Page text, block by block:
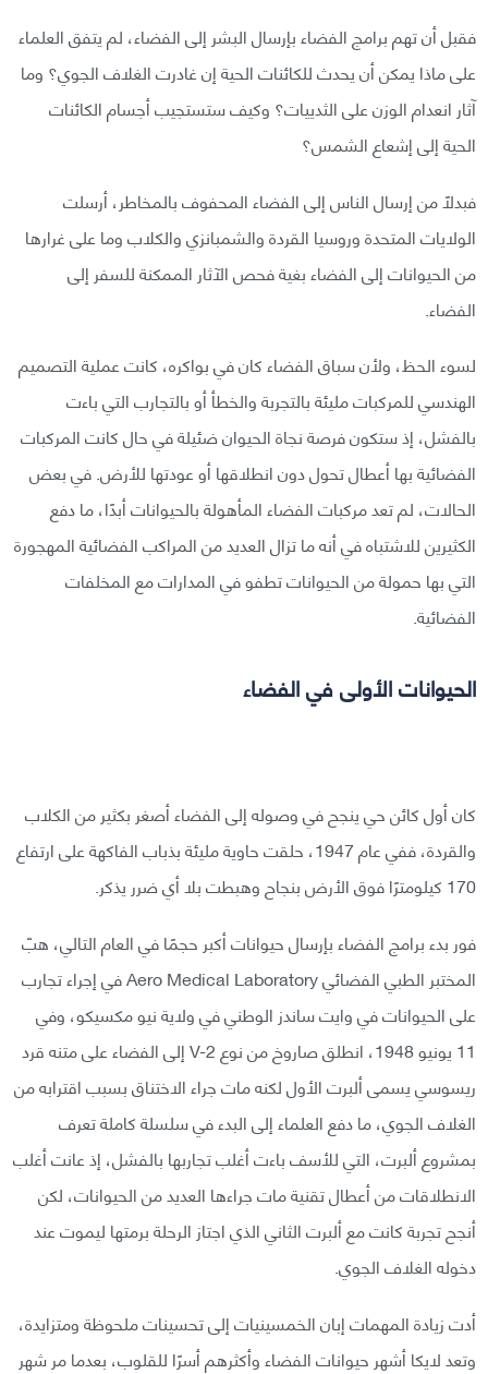
فقبل أن تهم برامج الفضاء بإرسال البشر إلى الفضاء، لم يتفق العلماء
على ماذا يمكن أن يحدث للكائنات الحية إن غادرت الغلاف الجوي؟ وما
آثار انعدام الوزن على الثدييات؟ وكيف ستستجيب أجسام الكائنات
الحية إلى إشعاع الشمس؟
فبدلًا من إرسال الناس إلى الفضاء المحفوف بالمخاطر، أرسلت
الولايات المتحدة وروسيا القردة والشمبانزي والكلاب وما على غرارها
من الحيوانات إلى الفضاء بغية فحص الآثار الممكنة للسفر إلى
الفضاء.
لسوء الحظ، ولأن سباق الفضاء كان في بواكره، كانت عملية التصميم
الهندسي للمركبات مليئة بالتجربة والخطأ أو بالتجارب التي باءت
بالفشل، إذ ستكون فرصة نجاة الحيوان ضئيلة في حال كانت المركبات
الفضائية بها أعطال تحول دون انطلاقها أو عودتها للأرض. في بعض
الحالات، لم تعد مركبات الفضاء المأهولة بالحيوانات أبدًا، ما دفع
الكثيرين للاشتباه في أنه ما تزال العديد من المراكب الفضائية المهجورة
التي بها حمولة من الحيوانات تطفو في المدارات مع المخلفات
الفضائية.
الحيوانات الأولى في الفضاء
كان أول كائن حي ينجح في وصوله إلى الفضاء أصغر بكثير من الكلاب
والقردة، ففي عام 1947، حلقت حاوية مليئة بذباب الفاكهة على ارتفاع
170 كيلومترًا فوق الأرض بنجاح وهبطت بلا أي ضرر يذكر.
فور بدء برامج الفضاء بإرسال حيوانات أكبر حجمًا في العام التالي، هبّ
المختبر الطبي الفضائي Aero Medical Laboratory في إجراء تجارب
على الحيوانات في وايت ساندز الوطني في ولاية نيو مكسيكو، وفي
11 يونيو 1948، انطلق صاروخ من نوع V-2 إلى الفضاء على متنه قرد
ريسوسي يسمى ألبرت الأول لكنه مات جراء الاختناق بسبب اقترابه من
الغلاف الجوي، ما دفع العلماء إلى البدء في سلسلة كاملة تعرف
بمشروع ألبرت، التي للأسف باءت أغلب تجاربها بالفشل، إذ عانت أغلب
الانطلاقات من أعطال تقنية مات جراءها العديد من الحيوانات، لكن
أنجح تجربة كانت مع ألبرت الثاني الذي اجتاز الرحلة برمتها ليموت عند
دخوله الغلاف الجوي.
أدت زيادة المهمات إبان الخمسينيات إلى تحسينات ملحوظة ومتزايدة،
وتعد لايكا أشهر حيوانات الفضاء وأكثرهم أسرًا للقلوب، بعدما مر شهر